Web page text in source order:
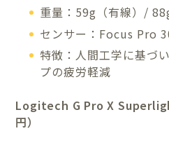
重量：59g（有線）/
センサー：Focus Pro
特徴：人間工学に基づ
プの疲労軽減
Logitech G Pro X
円）